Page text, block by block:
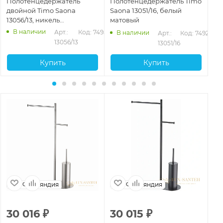
двойной Timo Saona
13056/13, никель
брашированный
В наличии
Арт.:
13056/13
Код: 74957
Купить
Saona 13051/16, белый
матовый
В наличии
Арт.:
13051/16
Код: 74926
Купить
Финляндия
30 016 ₽
Финляндия
30 015 ₽